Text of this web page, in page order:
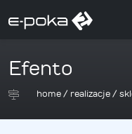
Efento
home/ realizacje/